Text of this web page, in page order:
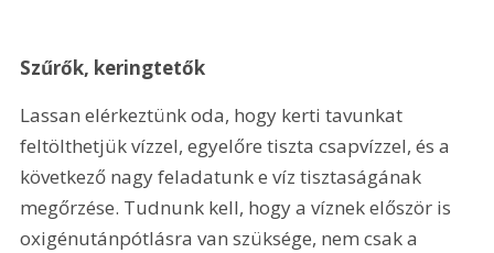
Szűrők, keringtetők
Lassan elérkeztünk oda, hogy kerti tavunkat
feltölthetjük vízzel, egyelőre tiszta csapvízzel, és a
következő nagy feladatunk e víz tisztaságának
megőrzése. Tudnunk kell, hogy a víznek először is
oxigénutánpótlásra van szüksége, nem csak a